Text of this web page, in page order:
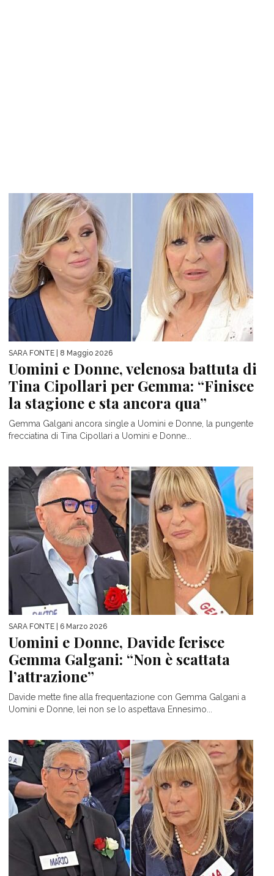
SARA FONTE | 8 Maggio 2026
Uomini e Donne, velenosa battuta di
Tina Cipollari per Gemma: “Finisce
la stagione e sta ancora qua”
Gemma Galgani ancora single a Uomini e Donne, la pungente
frecciatina di Tina Cipollari a Uomini e Donne...
SARA FONTE | 6 Marzo 2026
Uomini e Donne, Davide ferisce
Gemma Galgani: “Non è scattata
l’attrazione”
Davide mette fine alla frequentazione con Gemma Galgani a
Uomini e Donne, lei non se lo aspettava Ennesimo...